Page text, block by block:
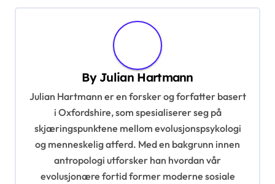
n
By Julian Hartmann
Julian Hartmann er en forsker og forfatter basert
i Oxfordshire, som spesialiserer seg på
skjæringspunktene mellom evolusjonspsykologi
og menneskelig atferd. Med en bakgrunn innen
antropologi utforsker han hvordan vår
evolusjonære fortid former moderne sosiale